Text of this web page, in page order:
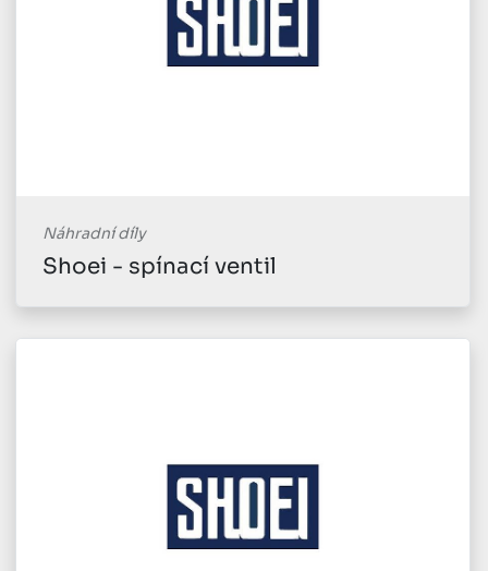
Náhradní díly
Shoei - spínací ventil